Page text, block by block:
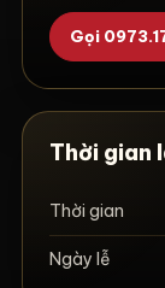
Gọi
Thời gian
Thời gian
Ngày lễ